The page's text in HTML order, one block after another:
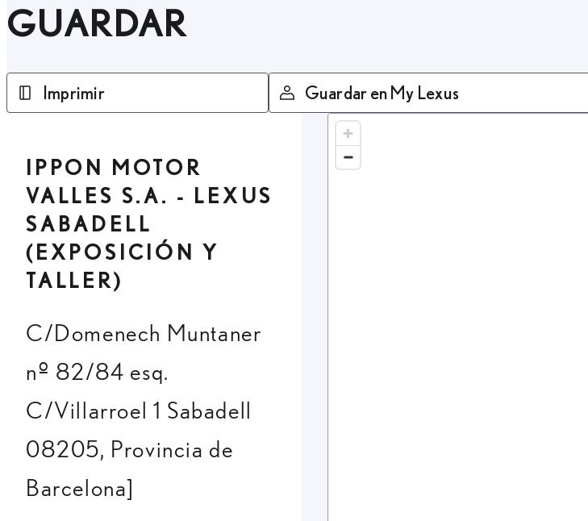
GUARDAR
Imprimir Guardar en My Lexus
IPPON MOTOR
VALLES S.A. - LEXUS
SABADELL
(EXPOSICIÓN Y
TALLER)
C/Domenech Muntaner
nº 82/84 esq.
C/Villarroel 1 Sabadell
08205, Provincia de
Barcelona]